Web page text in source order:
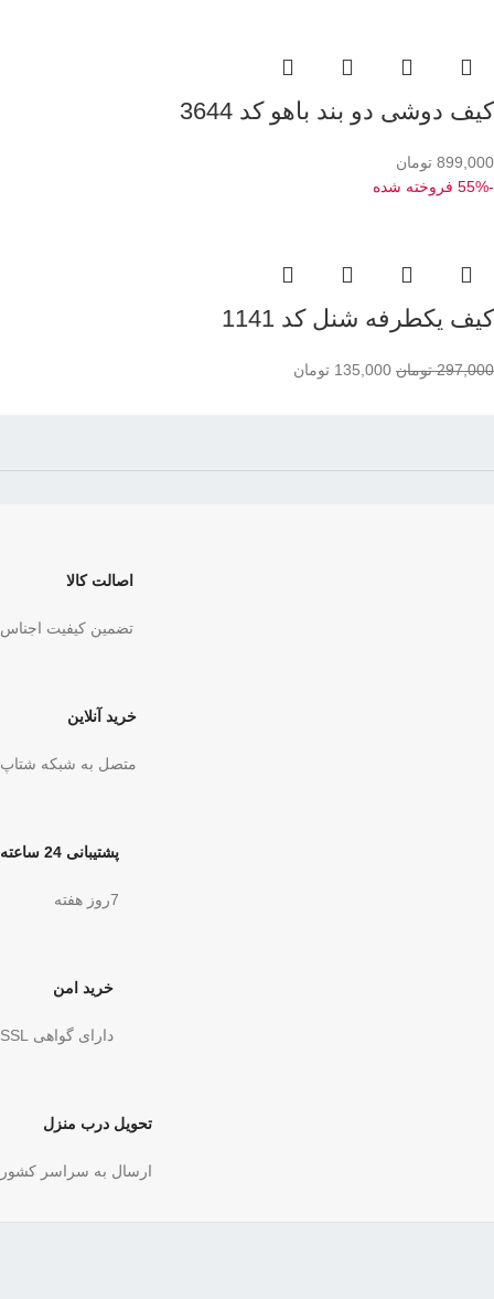
کیف دوشی دو بند باهو کد 3644
899,000 تومان
-55%
فروخته شده
کیف یکطرفه شنل کد 1141
297,000 تومان 135,000 تومان
اصالت کالا
تضمین کیفیت اجناس
خرید آنلاین
متصل به شبکه شتاپ
پشتیبانی 24 ساعته
7روز هفته
خرید امن
دارای گواهی SSL
تحویل درب منزل
ارسال به سراسر کشور